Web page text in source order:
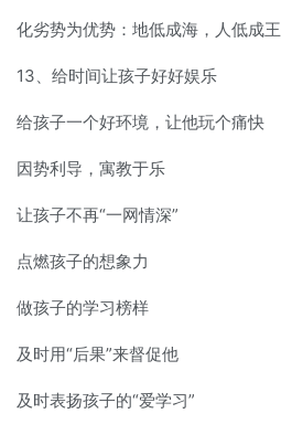
化劣势为优势：地低成海，人低成王
13、给时间让孩子好好娱乐
给孩子一个好环境，让他玩个痛快
因势利导，寓教于乐
让孩子不再“一网情深”
点燃孩子的想象力
做孩子的学习榜样
及时用“后果”来督促他
及时表扬孩子的“爱学习”